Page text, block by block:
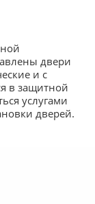
двери
и с
в защитной
услугами
дверей.